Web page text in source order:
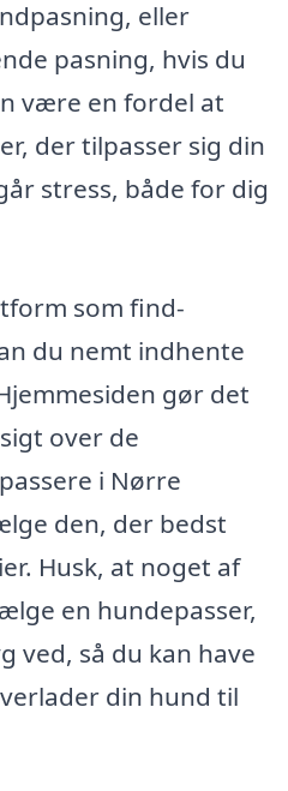
eller
pasning, hvis du
være en fordel at
der tilpasser sig din
stress, både for dig
som find-
du nemt indhente
gør det
over de
i Nørre
den, der bedst
Husk, at noget af
en hundepasser,
ved, så du kan have
din hund til